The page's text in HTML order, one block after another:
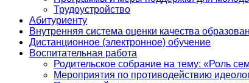
Трудоустройство
Абитуриенту
Внутренняя система оценки качества
Дистанционное (электронное) обучение
Воспитательная работа
Родительское собрание на тему: «Роль
Мероприятия по противодействию